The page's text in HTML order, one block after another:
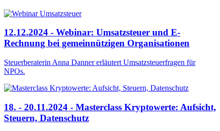
12.12.2024 - Webinar: Umsatzsteuer und E-
Rechnung bei gemeinnützigen Organisationen
Steuerberaterin Anna Danner erläutert Umsatzsteuerfragen für
NPOs.
18. - 20.11.2024 - Masterclass Kryptowerte: Aufsicht,
Steuern, Datenschutz